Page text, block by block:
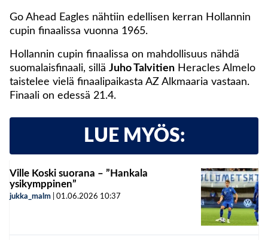
Go Ahead Eagles nähtiin edellisen kerran Hollannin
cupin finaalissa vuonna 1965.
Hollannin cupin finaalissa on mahdollisuus nähdä
suomalaisfinaali, sillä Juho Talvitien Heracles Almelo
taistelee vielä finaalipaikasta AZ Alkmaaria vastaan.
Finaali on edessä 21.4.
LUE MYÖS:
Ville Koski suorana – ”Hankala
ysikymppinen”
jukka_malm 01.06.2026 10:37